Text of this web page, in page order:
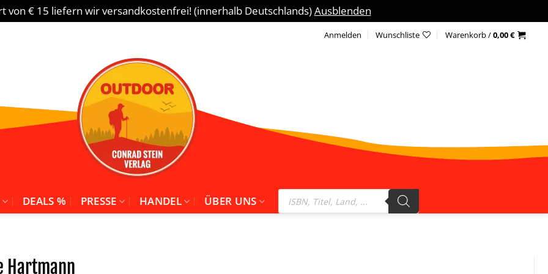
von € 15 liefern wir versandkostenfrei! (innerhalb Deutschlands)Ausblenden
Anmelden Wunschliste Warenkorb /0,00€
DEALS % PRESSE HANDEL ÜBER UNS
Products
search
Hartmann